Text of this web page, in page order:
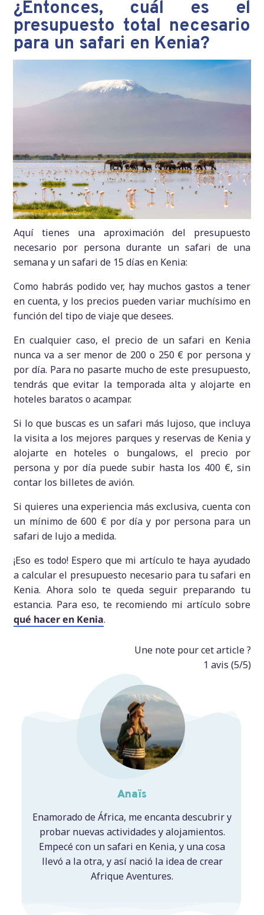
¿Entonces, cuál es el
presupuesto total necesario
para un safari en Kenia?
Aquí tienes una aproximación del presupuesto
necesario por persona durante un safari de una
semana y un safari de 15 días en Kenia:
Como habrás podido ver, hay muchos gastos a tener
en cuenta, y los precios pueden variar muchísimo en
función del tipo de viaje que desees.
En cualquier caso, el precio de un safari en Kenia
nunca va a ser menor de 200 o 250 € por persona y
por día. Para no pasarte mucho de este presupuesto,
tendrás que evitar la temporada alta y alojarte en
hoteles baratos o acampar.
Si lo que buscas es un safari más lujoso, que incluya
la visita a los mejores parques y reservas de Kenia y
alojarte en hoteles o bungalows, el precio por
persona y por día puede subir hasta los 400 €, sin
contar los billetes de avión.
Si quieres una experiencia más exclusiva, cuenta con
un mínimo de 600 € por día y por persona para un
safari de lujo a medida.
¡Eso es todo! Espero que mi artículo te haya ayudado
a calcular el presupuesto necesario para tu safari en
Kenia. Ahora solo te queda seguir preparando tu
estancia. Para eso, te recomiendo mi artículo sobre
qué hacer en Kenia.
Une note pour cet article ?
1 avis (5/5)
Anaïs
Enamorado de África, me encanta descubrir y
probar nuevas actividades y alojamientos.
Empecé con un safari en Kenia, y una cosa
llevó a la otra, y así nació la idea de crear
Afrique Aventures.